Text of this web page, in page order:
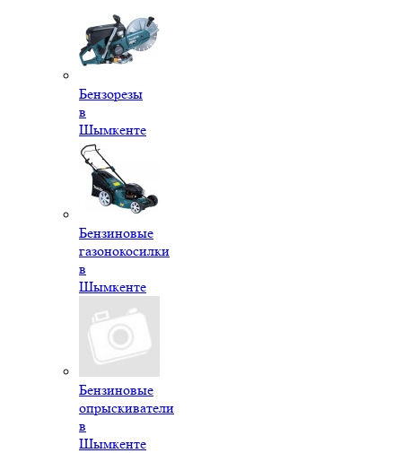
Бензорезы
в
Шымкенте
Бензиновые
газонокосилки
в
Шымкенте
Бензиновые
опрыскиватели
в
Шымкенте